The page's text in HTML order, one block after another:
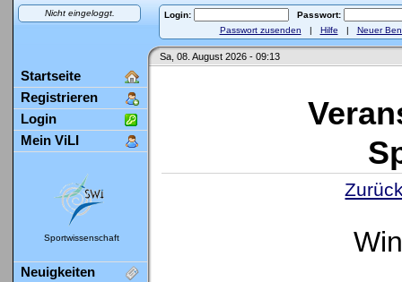
Nicht eingeloggt. Login:
Passwort:
Passwort zusenden | Hilfe | Neuer
Sa, 08. August 2026 - 09:13
Startseite
Registrieren
Login
Mein ViLI
Sportwissenschaft
Neuigkeiten